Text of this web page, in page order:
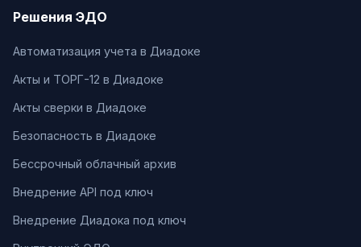
Решения ЭДО
Автоматизация учета в Диадоке
Акты и ТОРГ-12 в Диадоке
Акты сверки в Диадоке
Безопасность в Диадоке
Бессрочный облачный архив
Внедрение API под ключ
Внедрение Диадока под ключ